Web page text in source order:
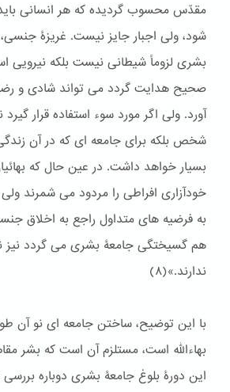
مقدّس محسوب گردیده که هر انسانی
شود، ولی اجبار جایز نیست. غریزۀ جنسی،
بشری لزوماً شیطانی نیست بلکه نیرویی
صحیح هدایت گردد می تواند شادی و
آورد. ولی اگر مورد سوء استفاده قرار گیرد
شخص بلکه برای جامعه ای که در آن
بسیار خواهد داشت. در عین حال که
خودآزاری افراطی را مردود می شمرند
به فرضیه های متداول راجع به اخلاق
هم گسیختگی جامعۀ بشری می گردد نیز
ندارند.»(٨)
با این توضیح، ساختن جامعه ای نو آن
بهاءالله است، مستلزم آن است که بشر
این دورۀ بلوغ جامعۀ بشری دوباره بررسی